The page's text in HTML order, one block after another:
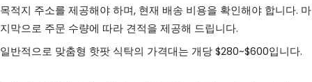
목적지 주소를 제공해야 하며, 현재 배송 비용을 확인해야 합니다. 마
지막으로 주문 수량에 따라 견적을 제공해 드립니다.
일반적으로 맞춤형 핫팟 식탁의 가격대는 개당 $280~$600입니다.